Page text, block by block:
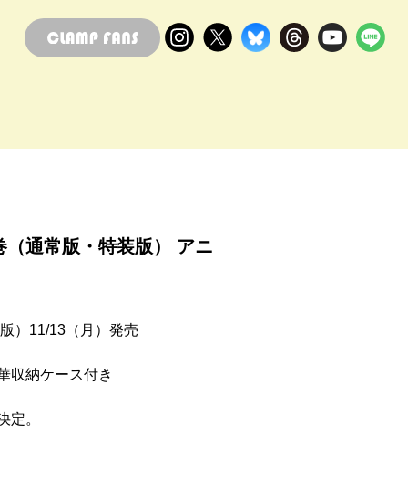
通常版・特装版） アニ
）11/13（月）発売
収納ケース付き
定。